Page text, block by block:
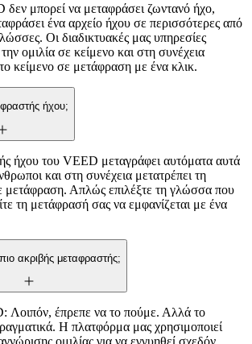
μπορεί να μεταφράσει ζωντανό ήχο,
ένα αρχείο ήχου σε περισσότερες από
Οι διαδικτυακές μας υπηρεσίες
ομιλία σε κείμενο και στη συνέχεια
κείμενο σε μετάφραση με ένα κλικ.
ήχου;
ήχου του VEED μεταγράφει αυτόματα αυτά
και στη συνέχεια μετατρέπει τη
μετάφραση. Απλώς επιλέξτε τη γλώσσα που
τη μετάφρασή σας να εμφανίζεται με ένα
ακριβής μεταφραστής;
έπρεπε να το πούμε. Αλλά το
Η πλατφόρμα μας χρησιμοποιεί